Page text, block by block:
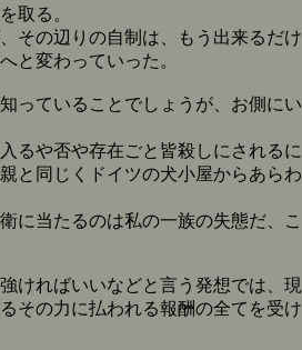
取る。
その辺りの自制は、もう出来るだけ
と変わっていった。
っていることでしょうが、お側にい
るや否や存在ごと皆殺しにされるに
と同じくドイツの犬小屋からあらわ
に当たるのは私の一族の失態だ、こ
ければいいなどと言う発想では、現
その力に払われる報酬の全てを受け